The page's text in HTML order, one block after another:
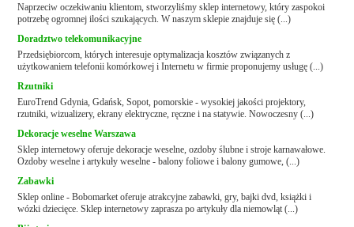
Naprzeciw oczekiwaniu klientom, stworzyliśmy sklep internetowy, który zaspokoi
potrzebę ogromnej ilości szukających. W naszym sklepie znajduje się (...)
Doradztwo telekomunikacyjne
Przedsiębiorcom, których interesuje optymalizacja kosztów związanych z
użytkowaniem telefonii komórkowej i Internetu w firmie proponujemy usługę (...)
Rzutniki
EuroTrend Gdynia, Gdańsk, Sopot, pomorskie - wysokiej jakości projektory,
rzutniki, wizualizery, ekrany elektryczne, ręczne i na statywie. Nowoczesny (...)
Dekoracje weselne Warszawa
Sklep internetowy oferuje dekoracje weselne, ozdoby ślubne i stroje karnawałowe.
Ozdoby weselne i artykuły weselne - balony foliowe i balony gumowe, (...)
Zabawki
Sklep online - Bobomarket oferuje atrakcyjne zabawki, gry, bajki dvd, książki i
wózki dziecięce. Sklep internetowy zaprasza po artykuły dla niemowląt (...)